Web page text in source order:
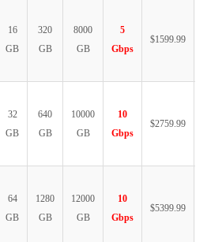
16
GB
320
GB
8000
GB
5
Gbps
$1599.99
32
GB
640
GB
10000
GB
10
Gbps
$2759.99
64
GB
1280
GB
12000
GB
10
Gbps
$5399.99